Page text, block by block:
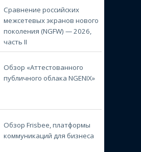
Сравнение российских
межсетевых экранов нового
поколения (NGFW) — 2026,
часть II
Обзор «Аттестованного
публичного облака NGENIX»
Обзор Frisbee, платформы
коммуникаций для бизнеса